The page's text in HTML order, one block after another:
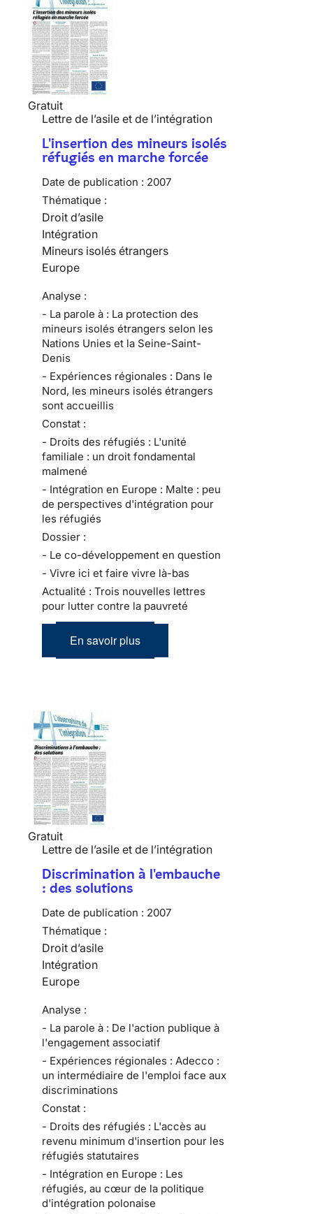
Gratuit
Lettre de l’asile et de l’intégration
L'insertion des mineurs isolés
réfugiés en marche forcée
Date de publication : 2007
Thématique :
Droit d’asile
Intégration
Mineurs isolés étrangers
Europe
Analyse :
- La parole à : La protection des
mineurs isolés étrangers selon les
Nations Unies et la Seine-Saint-
Denis
- Expériences régionales : Dans le
Nord, les mineurs isolés étrangers
sont accueillis
Constat :
- Droits des réfugiés : L'unité
familiale : un droit fondamental
malmené
- Intégration en Europe : Malte : peu
de perspectives d'intégration pour
les réfugiés
Dossier :
- Le co-développement en question
- Vivre ici et faire vivre là-bas
Actualité : Trois nouvelles lettres
pour lutter contre la pauvreté
En savoir plus
Gratuit
Lettre de l’asile et de l’intégration
Discrimination à l'embauche
: des solutions
Date de publication : 2007
Thématique :
Droit d’asile
Intégration
Europe
Analyse :
- La parole à : De l'action publique à
l'engagement associatif
- Expériences régionales : Adecco :
un intermédiaire de l'emploi face aux
discriminations
Constat :
- Droits des réfugiés : L'accès au
revenu minimum d'insertion pour les
réfugiés statutaires
- Intégration en Europe : Les
réfugiés, au cœur de la politique
d'intégration polonaise